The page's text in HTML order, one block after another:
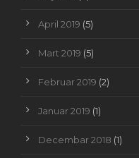
April 2019 (5)
Mart 2019 (5)
Februar 2019 (2)
Januar 2019 (1)
Decembar 2018 (1)